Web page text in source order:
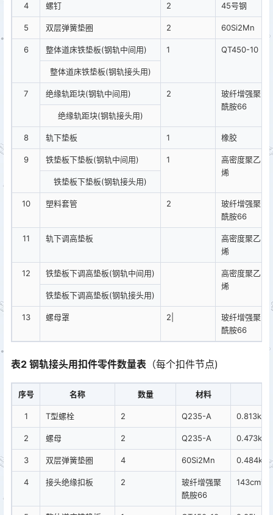
4 螺钉 2 45号钢
5 双层弹簧垫圈 2 60Si2Mn
6 整体道床铁垫板(钢轨中间用) 1 QT450-10
整体道床铁垫板(钢轨接头用)
7 绝缘轨距块(钢轨中间用) 2
玻纤增强聚
酰胺66
绝缘轨距块(钢轨接头用)
8 轨下垫板 1 橡胶
9 铁垫板下垫板(钢轨中间用) 1
高密度聚乙
烯
铁垫板下垫板(钢轨接头用)
10 塑料套管 2
玻纤增强聚
酰胺66
11 轨下调高垫板
高密度聚乙
烯
12 铁垫板下调高垫板(钢轨中间用)
高密度聚乙
烯
铁垫板下调高垫板(钢轨接头用)
13 螺母罩 2|
玻纤增强聚
酰胺66
表2 钢轨接头用扣件零件数量表 （每个扣件节点)
序号 名称 数量 材料
1 T型螺栓 2 Q235-A 0.813kg
2 螺母 2 Q235-A 0.473kg
3 双层弹簧垫圈 4 60Si2Mn 0.484kg
4 接头绝缘扣板 2
玻纤增强聚
酰胺66
143cm³